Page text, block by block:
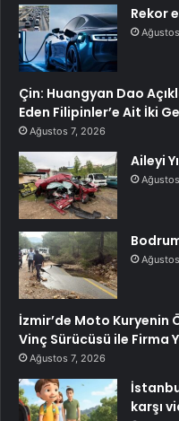
Rekor
Çin: Huangyan Dao
Eden Filipinler’e Ait İki
Ağustos 7, 2026
Aileyi
İzmir’de Moto Kuryenin
Vinç Sürücüsü ile Firma
Ağustos 7, 2026
karşı